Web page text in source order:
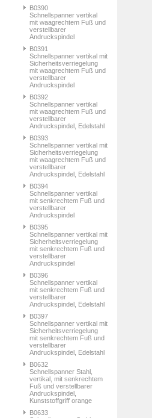
B0390
Schnellspanner vertikal
mit waagrechtem Fuß und
verstellbarer
Andruckspindel
B0391
Schnellspanner vertikal mit
Sicherheitsverriegelung
mit waagrechtem Fuß und
verstellbarer
Andruckspindel
B0392
Schnellspanner vertikal
mit waagrechtem Fuß und
verstellbarer
Andruckspindel, Edelstahl
B0393
Schnellspanner vertikal mit
Sicherheitsverriegelung
mit waagrechtem Fuß und
verstellbarer
Andruckspindel, Edelstahl
B0394
Schnellspanner vertikal
mit senkrechtem Fuß und
verstellbarer
Andruckspindel
B0395
Schnellspanner vertikal mit
Sicherheitsverriegelung
mit senkrechtem Fuß und
verstellbarer
Andruckspindel
B0396
Schnellspanner vertikal
mit senkrechtem Fuß und
verstellbarer
Andruckspindel, Edelstahl
B0397
Schnellspanner vertikal mit
Sicherheitsverriegelung
mit senkrechtem Fuß und
verstellbarer
Andruckspindel, Edelstahl
B0632
Schnellspanner Stahl,
vertikal, mit senkrechtem
Fuß und verstellbarer
Andruckspindel,
Kunststoffgriff orange
B0633